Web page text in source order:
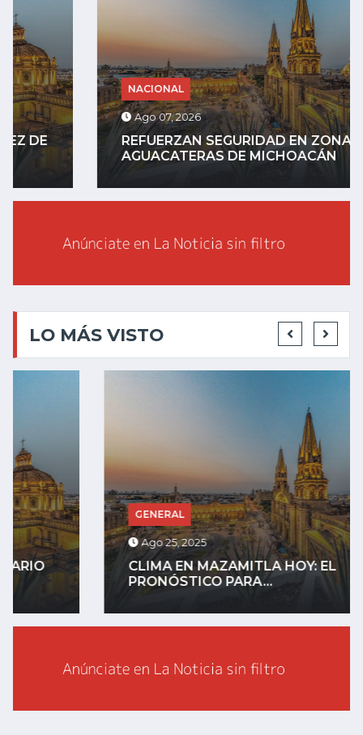
NACIONAL
Ago 07, 2026
REFUERZAN SEGURIDAD EN ZONAS
AGUACATERAS DE MICHOACÁN
LO MÁS VISTO
GENERAL
Ago 25, 2025
CLIMA EN MAZAMITLA HOY: EL
PRONÓSTICO PARA...